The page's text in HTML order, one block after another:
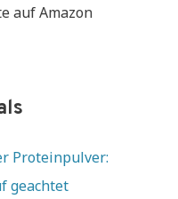
auf Amazon
Proteinpulver:
geachtet